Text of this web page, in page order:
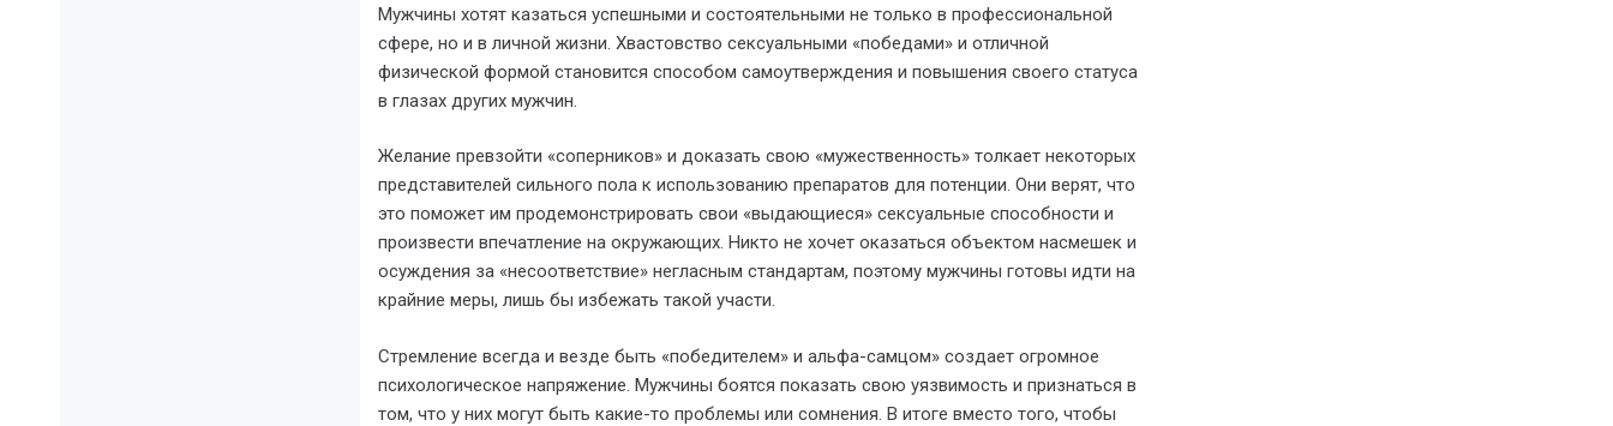
Мужчины хотят казаться успешными и состоятельными не только в профессиональной
сфере, но и в личной жизни. Хвастовство сексуальными «победами» и отличной
физической формой становится способом самоутверждения и повышения своего статуса
в глазах других мужчин.
Желание превзойти «соперников» и доказать свою «мужественность» толкает некоторых
представителей сильного пола к использованию препаратов для потенции. Они верят, что
это поможет им продемонстрировать свои «выдающиеся» сексуальные способности и
произвести впечатление на окружающих. Никто не хочет оказаться объектом насмешек и
осуждения за «несоответствие» негласным стандартам, поэтому мужчины готовы идти на
крайние меры, лишь бы избежать такой участи.
Стремление всегда и везде быть «победителем» и альфа-самцом» создает огромное
психологическое напряжение. Мужчины боятся показать свою уязвимость и признаться в
том, что у них могут быть какие-то проблемы или сомнения. В итоге вместо того, чтобы